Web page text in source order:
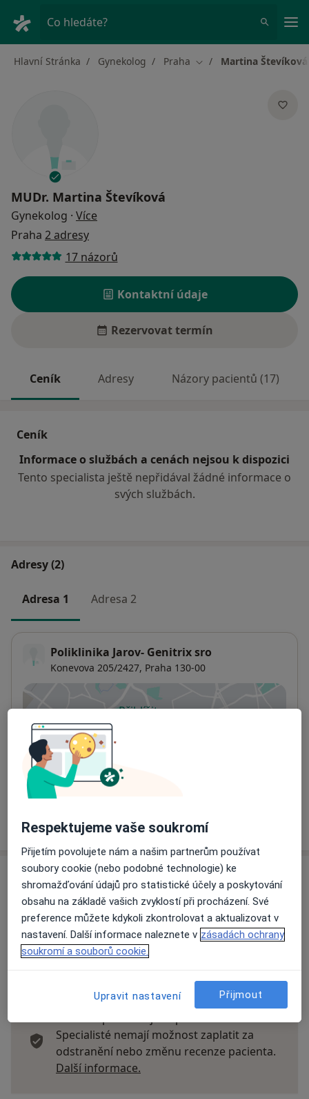
Co hledáte?
Hlavní Stránka Gynekolog Praha Změna města
Martina Števíková
MUDr. Martina Števíková
Gynekolog · Více
Praha 2 adresy
17 názorů
Kontaktní údaje
Rezervovat termín
Ceník Adresy Názory pacientů (17)
Ceník
Informace o službách a cenách nejsou k dispozici
Tento specialista ještě nepřidával žádné informace o
svých službách.
Adresy (2)
Adresa 1 Adresa 2
Poliklinika Jarov- Genitrix sro
Konevova 205/2427, Praha 130-00
Přiblížit mapu
Dostupnost
Na této adrese online kalendář není aktivní
Co mám v takové situaci udělat?
Více
o adrese
Názory
Přidejte svůj názor
Specialisté nemají možnost zaplatit za
odstranění nebo změnu recenze pacienta.
Další informace.
Respektujeme vaše soukromí
Přijetím povolujete nám a našim partnerům používat
soubory cookie (nebo podobné technologie) ke
shromažďování údajů pro statistické účely a poskytování
obsahu na základě vašich zvyklostí při procházení. Své
preference můžete kdykoli zkontrolovat a aktualizovat v
nastavení. Další informace naleznete v zásadách ochrany
soukromí a souborů cookie.
Upravit nastavení Přijmout